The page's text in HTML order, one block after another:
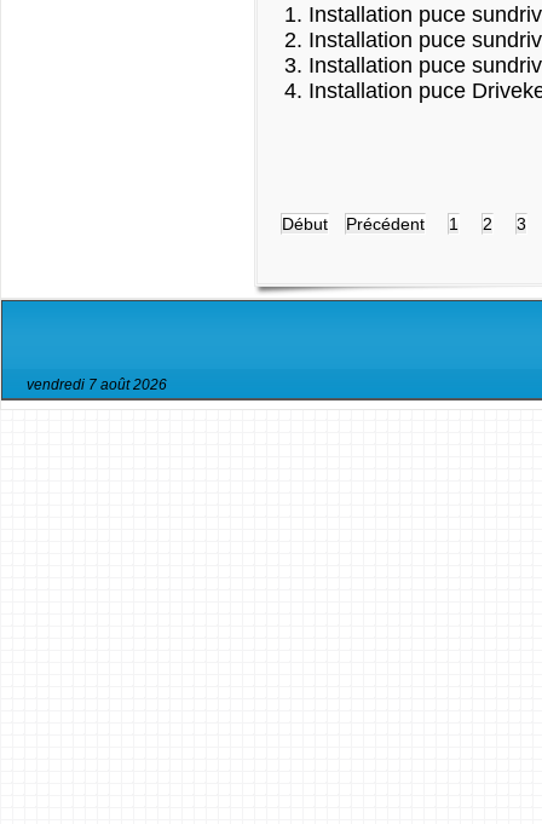
Installation puce
Installation puce
Installation puce
Installation puce
Début Précédent 1 2 3
vendredi 7 août 2026